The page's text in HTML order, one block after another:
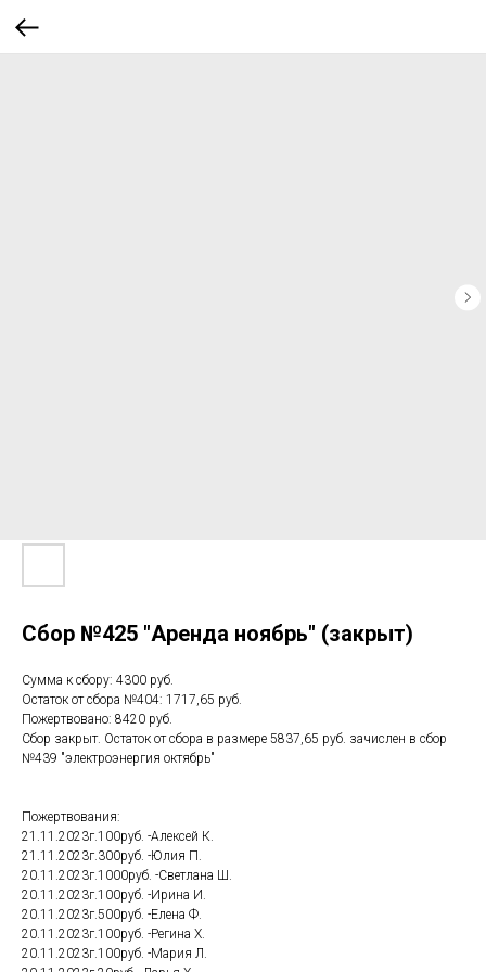
Сбор №425 "Аренда ноябрь" (закрыт)
Сумма к сбору: 4300 руб.
Остаток от сбора №404: 1717,65 руб.
Пожертвовано: 8420 руб.
Сбор закрыт. Остаток от сбора в размере 5837,65 руб. зачислен в сбор
№439 "электроэнергия октябрь"
Пожертвования:
21.11.2023г.100руб. -Алексей К.
21.11.2023г.300руб. -Юлия П.
20.11.2023г.1000руб. -Светлана Ш.
20.11.2023г.100руб. -Ирина И.
20.11.2023г.500руб. -Елена Ф.
20.11.2023г.100руб. -Регина Х.
20.11.2023г.100руб. -Мария Л.